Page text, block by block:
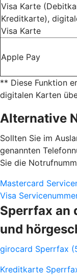
Visa Karte
Kreditkarte),
Visa Karte
Apple Pay
** Diese Funktion
digitalen Karten
Alternative
Sollten Sie im
genannten
Sie die
Mastercard
Visa
Sperrfax an
und
girocard Sperrfax
Kreditkarte